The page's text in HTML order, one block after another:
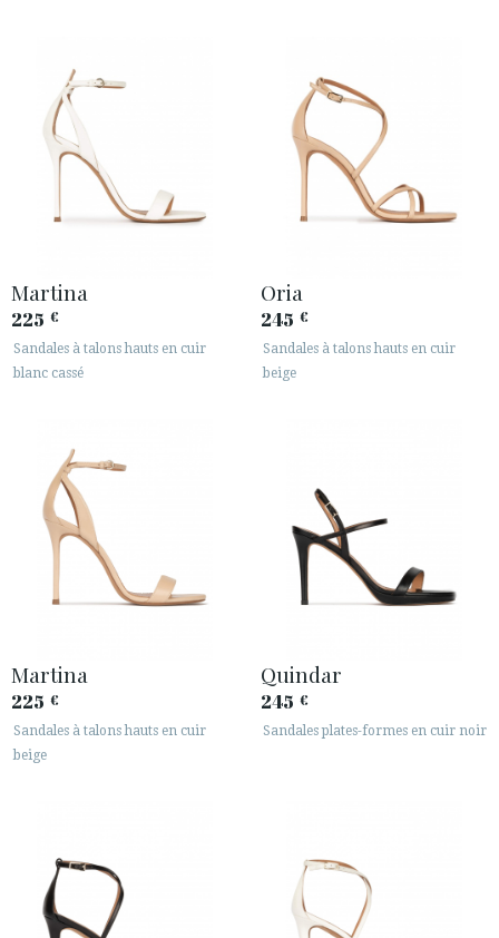
Martina
225 €
Sandales à talons hauts en cuir
blanc cassé
Oria
245 €
Sandales à talons hauts en cuir
beige
Martina
225 €
Sandales à talons hauts en cuir
beige
Quindar
245 €
Sandales plates-formes en cuir noir